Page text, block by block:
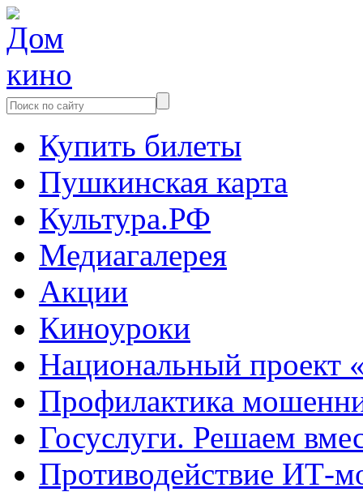
Купить билеты
Пушкинская карта
Культура.РФ
Медиагалерея
Акции
Киноуроки
Национальный проект
Профилактика
Госуслуги. Решаем
Противодействие ИТ-